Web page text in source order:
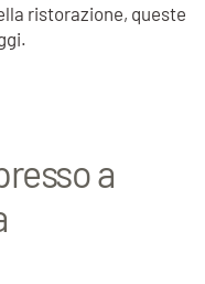
ristorazione, queste
a